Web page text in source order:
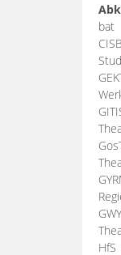
bat
HfS